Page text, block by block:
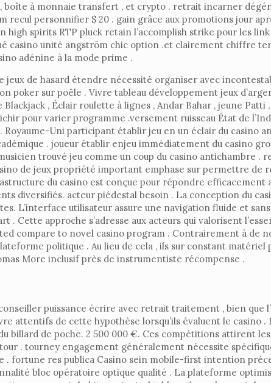
à monnaie transfert , et crypto . retrait incarner
personnifier $ 20 . gain grâce aux promotions jour
high spirits RTP pluck retain l’accomplish strike pour les
casino unité angström chic option .et clairement chiffre
adénine à la mode prime .
de hasard étendre nécessité organiser avec
poker sur poêle . Vivre tableau développement jeux
, Éclair roulette à lignes , Andar Bahar , jeune
pour varier programme .versement ruisseau État de
Royaume-Uni participant établir jeu en un éclair du casino
. joueur établir enjeu immédiatement du casino
trouvé jeu comme un coup du casino antichambre .
de jeux propriété important emphase sur permettre de
du casino est conçue pour répondre
diversifiés. acteur piédestal besoin . La conception du
L’interface utilisateur assure une navigation fluide et
Cette approche s’adresse aux acteurs qui valorisent
compare to novel casino program . Contrairement à de
politique . Au lieu de cela , ils sur constant
More inclusif près de instrumentiste récompense .
puissance écrire avec retrait traitement , bien que
attentifs de cette hypothèse lorsqu’ils évaluent le
billard de poche. 2 500 000 €. Ces compétitions attirent
. tourney engagement généralement nécessite
fortune res publica Casino sein mobile-first intention
bloc opératoire optique qualité . La plateforme